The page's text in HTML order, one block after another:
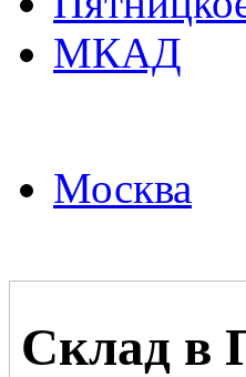
МКАД
Москва
Склад в